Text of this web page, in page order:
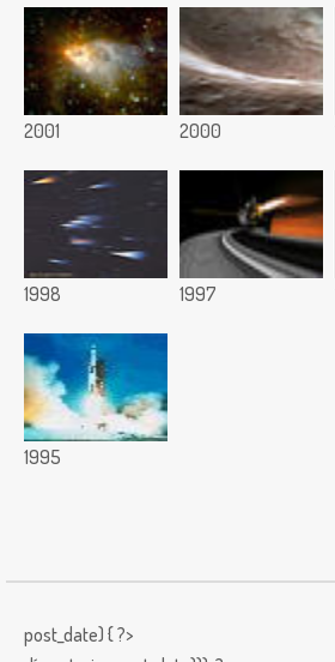
2001 2000
1998 1997
1995
post_date) { ?>